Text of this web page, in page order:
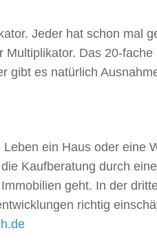
Jeder hat schon mal
Das 20-
gibt es natürlich
ein Haus oder eine
Kaufberatung durch
geht. In der
richtig